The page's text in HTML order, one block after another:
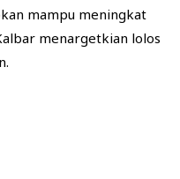
mampu meningkat
menargetkian lolos